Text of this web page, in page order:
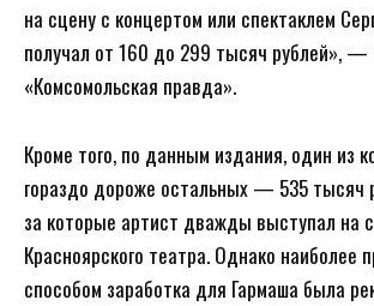
на сцену с концертом или спектаклем
получал от 160 до 299 тысяч рублей», —
«Комсомольская правда».
Кроме того, по данным издания, один из
гораздо дороже остальных — 535 тысяч
за которые артист дважды выступал на
Красноярского театра. Однако наиболее
способом заработка для Гармаша была